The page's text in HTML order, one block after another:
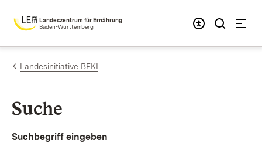
Zum Inhalt springen
Landeszentrum für Ernährung
Baden-Württemberg
Landesinitiative BEKI
Suche
Suchbegriff eingeben